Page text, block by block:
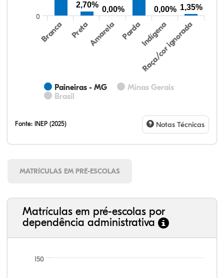
Paineiras - MG
Minas Gerais
Brasil
Branca PretaAmarela PardaIndígena
Raça/cor ignorada
0
2,70%
0,00% 0,00% 1,35%
Fonte: INEP (2025) Notas Técnicas
MATRÍCULAS EM PRÉ-ESCOLAS
Matrículas em pré-escolas por
dependência administrativa
150